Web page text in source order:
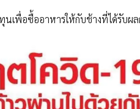
สร้างสรรค์สังคมด้วย การพัฒนา
เพื่อซื้ออาหารให้กับช้างที่ได้รับผ